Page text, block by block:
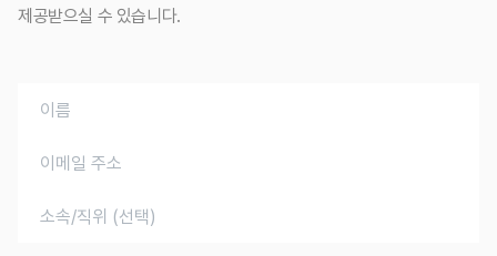
제공받으실 수 있습니다.